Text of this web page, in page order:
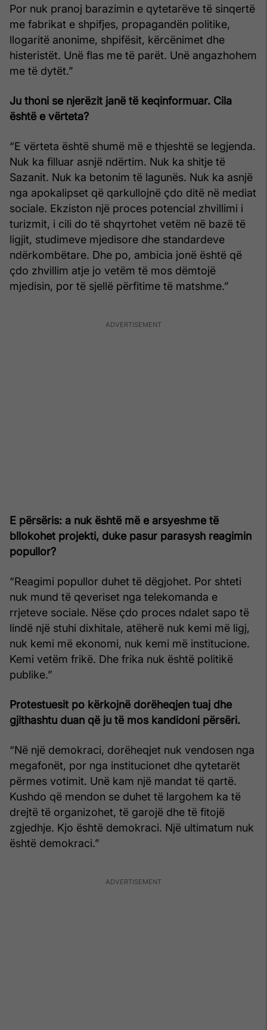
Por nuk pranoj barazimin e qytetarëve të sinqertë
me fabrikat e shpifjes, propagandën politike,
llogaritë anonime, shpifësit, kërcënimet dhe
histeristët. Unë flas me të parët. Unë angazhohem
me të dytët.”
Ju thoni se njerëzit janë të keqinformuar. Cila
është e vërteta?
“E vërteta është shumë më e thjeshtë se legjenda.
Nuk ka filluar asnjë ndërtim. Nuk ka shitje të
Sazanit. Nuk ka betonim të lagunës. Nuk ka asnjë
nga apokalipset që qarkullojnë çdo ditë në mediat
sociale. Ekziston një proces potencial zhvillimi i
turizmit, i cili do të shqyrtohet vetëm në bazë të
ligjit, studimeve mjedisore dhe standardeve
ndërkombëtare. Dhe po, ambicia jonë është që
çdo zhvillim atje jo vetëm të mos dëmtojë
mjedisin, por të sjellë përfitime të matshme.”
E përsëris: a nuk është më e arsyeshme të
bllokohet projekti, duke pasur parasysh reagimin
popullor?
“Reagimi popullor duhet të dëgjohet. Por shteti
nuk mund të qeveriset nga telekomanda e
rrjeteve sociale. Nëse çdo proces ndalet sapo të
lindë një stuhi dixhitale, atëherë nuk kemi më ligj,
nuk kemi më ekonomi, nuk kemi më institucione.
Kemi vetëm frikë. Dhe frika nuk është politikë
publike.”
Protestuesit po kërkojnë dorëheqjen tuaj dhe
gjithashtu duan që ju të mos kandidoni përsëri.
“Në një demokraci, dorëheqjet nuk vendosen nga
megafonët, por nga institucionet dhe qytetarët
përmes votimit. Unë kam një mandat të qartë.
Kushdo që mendon se duhet të largohem ka të
drejtë të organizohet, të garojë dhe të fitojë
zgjedhje. Kjo është demokraci. Një ultimatum nuk
është demokraci.”